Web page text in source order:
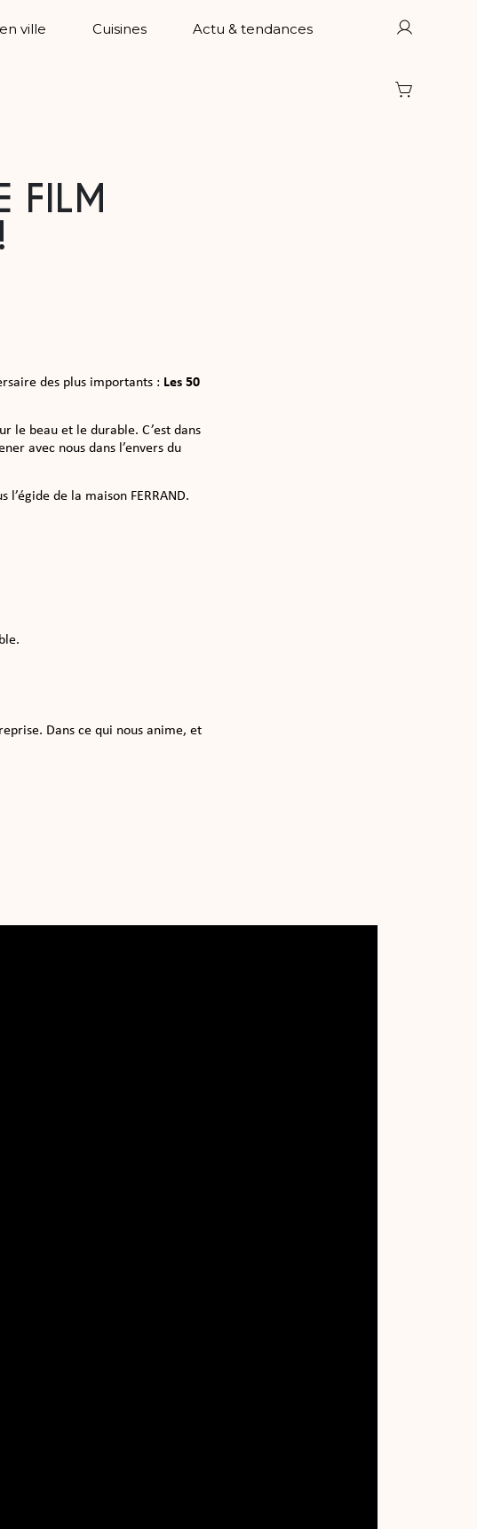
ville Cuisines Actu & tendances
FILM
des plus importants : Les 50
le beau et le durable. C’est dans
avec nous dans l’envers du
de la maison FERRAND.
Dans ce qui nous anime, et